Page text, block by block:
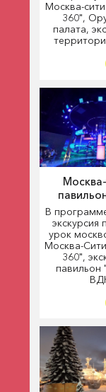
Москва-
360",
палата,
В
экскурсия
урок
Москва-
360",
павильон